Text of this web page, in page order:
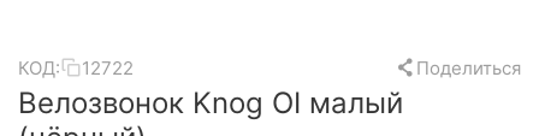
КОД: 12722 Поделиться
Велозвонок Knog OI малый